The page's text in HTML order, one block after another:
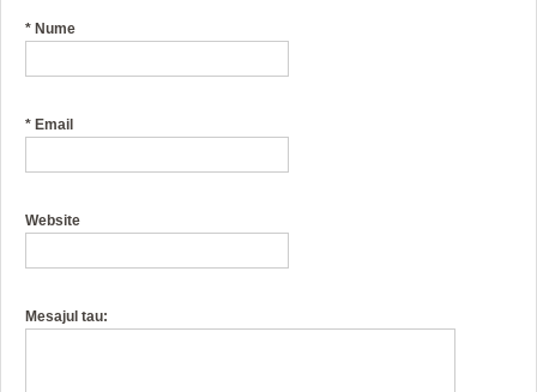
* Nume
* Email
Website
Mesajul tau: